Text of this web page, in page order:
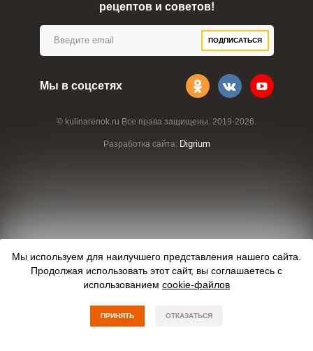
© kulinarenok.ru Все права защищены. 2019-2026.
Разработка сайта: Digrium
рецептов и советов!
ПОДПИСАТЬСЯ
Мы в соцсетях
Мы используем для наилучшего представления нашего сайта.
Продолжая использовать этот сайт, вы соглашаетесь с
использованием cookie-файлов
ПРИНЯТЬ ОТКАЗАТЬСЯ